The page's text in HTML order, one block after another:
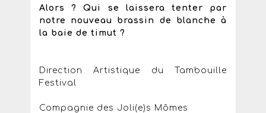
Alors ? Qui se laissera tenter par
notre nouveau brassin de blanche à
la baie de timut ?
Direction Artistique du Tambouille
Festival
Compagnie des Joli(e)s Mômes